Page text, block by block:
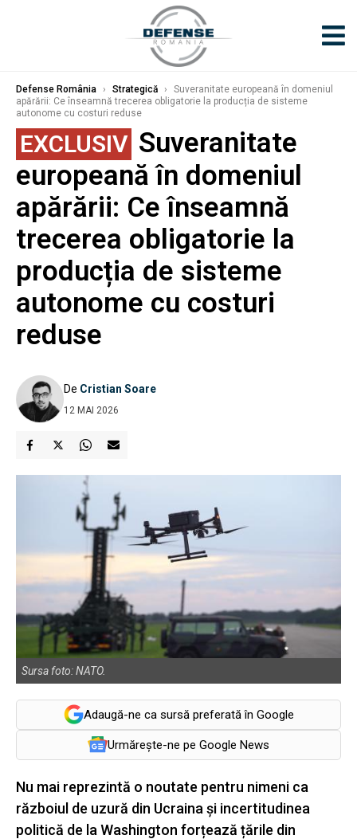
Defense România › Strategică ›
Suveranitate europeană în domeniul
apărării: Ce înseamnă trecerea obligatorie la producția de sisteme
autonome cu costuri reduse
EXCLUSIV Suveranitate
europeană în domeniul
apărării: Ce înseamnă
trecerea obligatorie la
producția de sisteme
autonome cu costuri
reduse
De Cristian Soare
12 MAI 2026
Sursa foto: NATO.
Adaugă-ne ca sursă preferată în Google
Urmărește-ne pe Google News
Nu mai reprezintă o noutate pentru nimeni ca
războiul de uzură din Ucraina și incertitudinea
politică de la Washington forțează țările din